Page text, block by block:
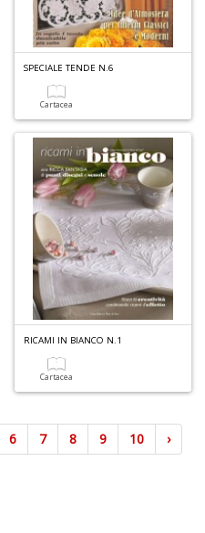
SPECIALE TENDE N.6
Cartacea
RICAMI IN BIANCO N.1
Cartacea
6 7 8 9 10 ›